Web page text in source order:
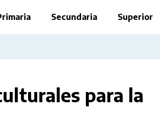
Secundaria Superior
para la